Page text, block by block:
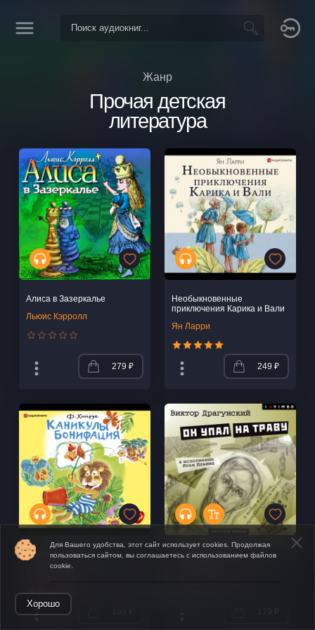
Жанр
Прочая детская
литература
Алиса в Зазеркалье
Льюис Кэрролл
279 ₽
Необыкновенные
приключения Карика и Вали
Ян Ларри
249 ₽
Каникулы Бонифация Он упал на траву
Для Вашего удобства, этот сайт использует cookies. Продолжая
пользоваться сайтом, вы соглашаетесь с использованием файлов
cookie.
Хорошо